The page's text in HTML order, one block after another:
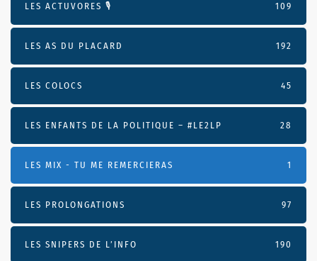
LES ACTUVORES 🎙 109
LES AS DU PLACARD 192
LES COLOCS 45
LES ENFANTS DE LA POLITIQUE – #LE2LP 28
LES MIX - TU ME REMERCIERAS 1
LES PROLONGATIONS 97
LES SNIPERS DE L’INFO 190